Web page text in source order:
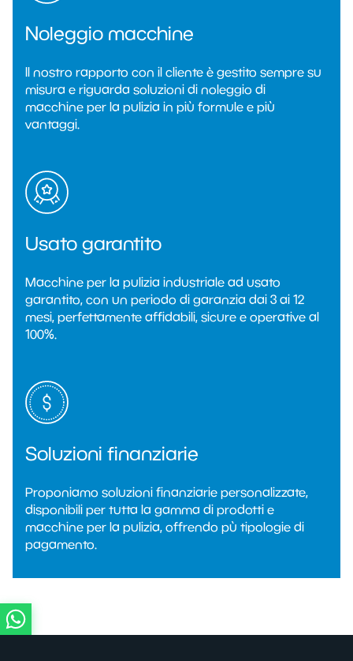
Noleggio macchine
Il nostro rapporto con il cliente è gestito sempre su
misura e riguarda soluzioni di noleggio di
macchine per la pulizia in più formule e più
vantaggi.
Usato garantito
Macchine per la pulizia industriale ad usato
garantito, con un periodo di garanzia dai 3 ai 12
mesi, perfettamente affidabili, sicure e operative al
100%.
Soluzioni finanziarie
Proponiamo soluzioni finanziarie personalizzate,
disponibili per tutta la gamma di prodotti e
macchine per la pulizia, offrendo pù tipologie di
pagamento.